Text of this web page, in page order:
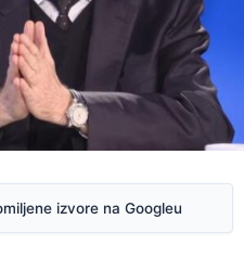
izvore na Googleu